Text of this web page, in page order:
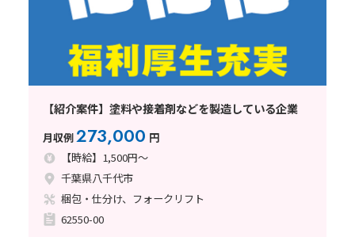
【紹介案件】塗料や接着剤などを製造している企業
月収例273,000 円
【時給】1,500円～
千葉県八千代市
梱包・仕分け、フォークリフト
62550-00